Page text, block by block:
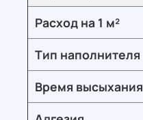
Расход на 1 м²
Тип наполнителя
Время высыхания